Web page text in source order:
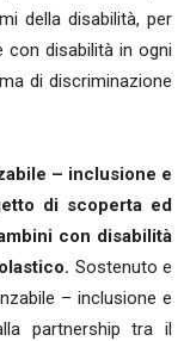
della disabilità, per
con disabilità in ogni
di discriminazione
– inclusione e
di scoperta ed
con disabilità
Sostenuto e
– inclusione e
partnership tra il